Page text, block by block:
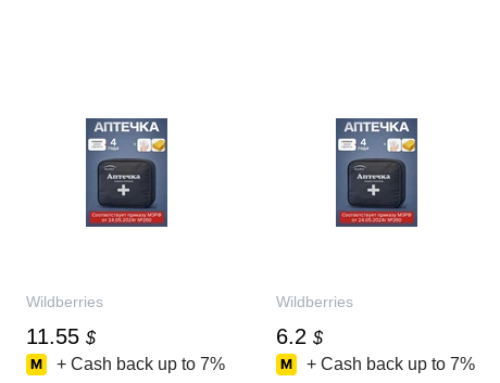
Wildberries
11.55 $
+ Cash back up to 7%
Wildberries
6.2 $
+ Cash back up to 7%